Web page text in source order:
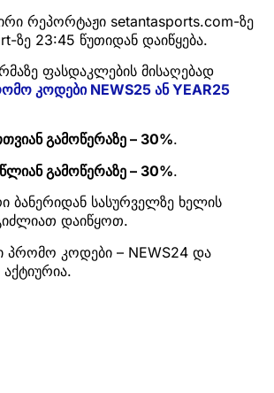
რეპორტაჟი setantasports.com-ზე
ზე 23:45 წუთიდან დაიწყება.
ფასდაკლების მისაღებად
კოდები NEWS25 ან YEAR25
გამოწერაზე – 30%.
გამოწერაზე – 30%.
ბანერიდან სასურველზე ხელის
დაიწყოთ.
პრომო კოდები – NEWS24 და